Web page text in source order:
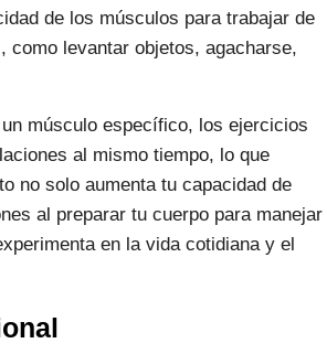
de los músculos para trabajar de
levantar objetos, agacharse,
músculo específico, los ejercicios
al mismo tiempo, lo que
no solo aumenta tu capacidad de
al preparar tu cuerpo para manejar
en la vida cotidiana y el